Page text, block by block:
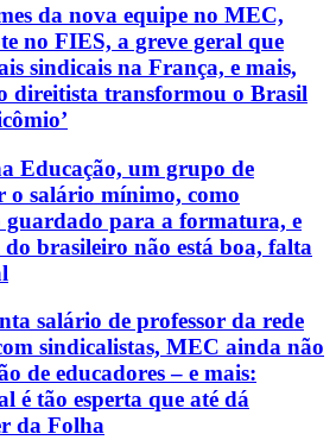
da nova equipe no MEC,
no FIES, a greve geral que
sindicais na França, e mais,
direitista transformou o Brasil
Educação, um grupo de
o salário mínimo, como
guardado para a formatura, e
brasileiro não está boa, falta
salário de professor da rede
sindicalistas, MEC ainda não
de educadores – e mais:
é tão esperta que até dá
da Folha